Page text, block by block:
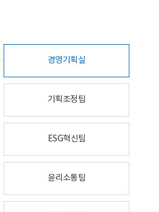
경영기획실
기획조정팀
ESG혁신팀
윤리소통팀